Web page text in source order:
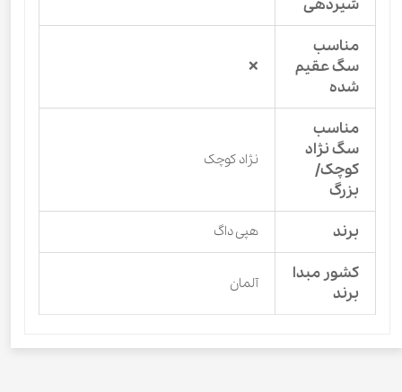
شیردهی
مناسب
سگ عقیم
شده
❌
مناسب
سگ نژاد
کوچک/
بزرگ
نژاد کوچک
برند هپی داگ
کشور مبدا
برند
آلمان